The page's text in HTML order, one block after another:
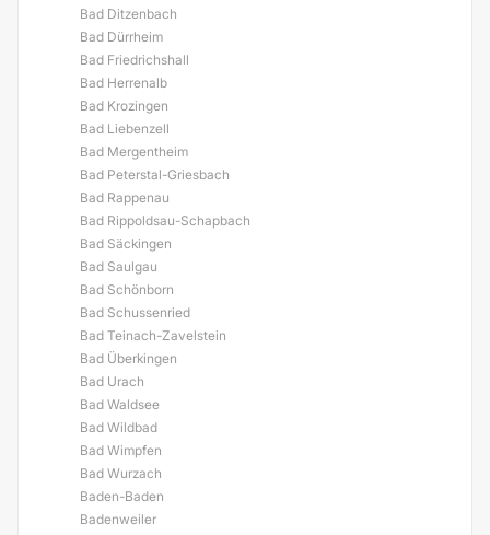
Bad Ditzenbach
Bad Dürrheim
Bad Friedrichshall
Bad Herrenalb
Bad Krozingen
Bad Liebenzell
Bad Mergentheim
Bad Peterstal-Griesbach
Bad Rappenau
Bad Rippoldsau-Schapbach
Bad Säckingen
Bad Saulgau
Bad Schönborn
Bad Schussenried
Bad Teinach-Zavelstein
Bad Überkingen
Bad Urach
Bad Waldsee
Bad Wildbad
Bad Wimpfen
Bad Wurzach
Baden-Baden
Badenweiler